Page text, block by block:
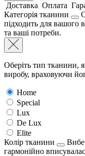
Доставка Оплата
Категорія тканини
підходить для вашого
та ваші потреби.
Оберіть тип тканини,
виробу, враховуючи
Home
Special
Lux
De Lux
Elite
Колір тканини
гармонійно